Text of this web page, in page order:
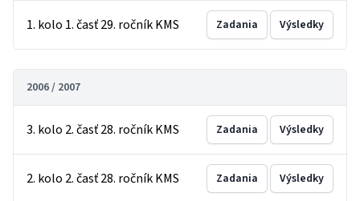
1. kolo 1. časť 29. ročník KMS Zadania Výsledky
2006 / 2007
3. kolo 2. časť 28. ročník KMS Zadania Výsledky
2. kolo 2. časť 28. ročník KMS Zadania Výsledky